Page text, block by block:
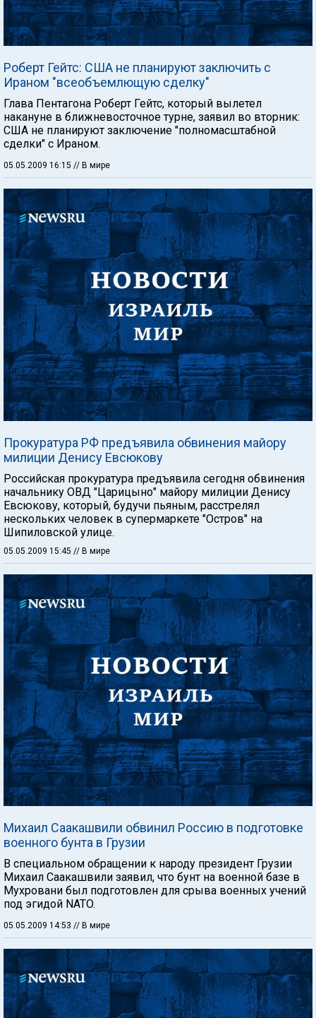
Роберт Гейтс: США не планируют заключить с
Ираном "всеобъемлющую сделку"
Глава Пентагона Роберт Гейтс, который вылетел
накануне в ближневосточное турне, заявил во вторник:
США не планируют заключение "полномасштабной
сделки" с Ираном.
05.05.2009 16:15 // В мире
Прокуратура РФ предъявила обвинения майору
милиции Денису Евсюкову
Российская прокуратура предъявила сегодня обвинения
начальнику ОВД "Царицыно" майору милиции Денису
Евсюкову, который, будучи пьяным, расстрелял
нескольких человек в супермаркете "Остров" на
Шипиловской улице.
05.05.2009 15:45 // В мире
Михаил Саакашвили обвинил Россию в подготовке
военного бунта в Грузии
В специальном обращении к народу президент Грузии
Михаил Саакашвили заявил, что бунт на военной базе в
Мухровани был подготовлен для срыва военных учений
под эгидой NATO.
05.05.2009 14:53 // В мире